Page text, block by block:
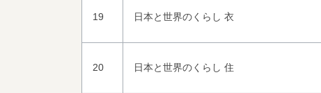
19 日本と世界のくらし 衣
20 日本と世界のくらし 住